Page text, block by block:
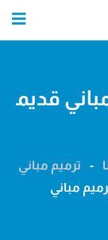
قديم
-
ترميم مباني
مباني